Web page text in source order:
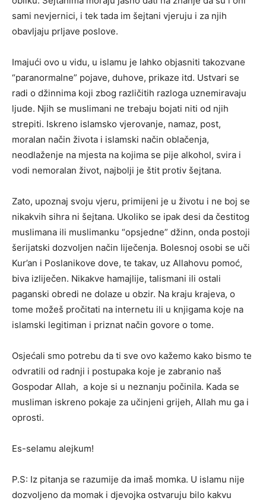
sami nevjernici, i tek tada im šejtani vjeruju i za njih
obavljaju prljave poslove.
Imajući ovo u vidu, u islamu je lahko objasniti takozvane
“paranormalne” pojave, duhove, prikaze itd. Ustvari se
radi o džinnima koji zbog različitih razloga uznemiravaju
ljude. Njih se muslimani ne trebaju bojati niti od njih
strepiti. Iskreno islamsko vjerovanje, namaz, post,
moralan način života i islamski način oblačenja,
neodlaženje na mjesta na kojima se pije alkohol, svira i
vodi nemoralan život, najbolji je štit protiv šejtana.
Zato, upoznaj svoju vjeru, primijeni je u životu i ne boj se
nikakvih sihra ni šejtana. Ukoliko se ipak desi da čestitog
muslimana ili muslimanku “opsjedne” džinn, onda postoji
šerijatski dozvoljen način liječenja. Bolesnoj osobi se uči
Kur’an i Poslanikove dove, te takav, uz Allahovu pomoć,
biva izliječen. Nikakve hamajlije, talismani ili ostali
paganski obredi ne dolaze u obzir. Na kraju krajeva, o
tome možeš pročitati na internetu ili u knjigama koje na
islamski legitiman i priznat način govore o tome.
Osjećali smo potrebu da ti sve ovo kažemo kako bismo te
odvratili od radnji i postupaka koje je zabranio naš
Gospodar Allah, a koje si u neznanju počinila. Kada se
musliman iskreno pokaje za učinjeni grijeh, Allah mu ga i
oprosti.
Es-selamu alejkum!
P.S: Iz pitanja se razumije da imaš momka. U islamu nije
dozvoljeno da momak i djevojka ostvaruju bilo kakvu